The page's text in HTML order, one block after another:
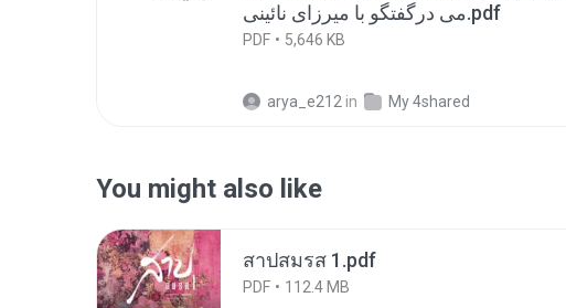
می درگفتگو با میرزای نائینی.pdf
PDF 5,646 KB
arya_e212 in My 4shared
You might also like
สาปสมรส 1.pdf
PDF 112.4 MB